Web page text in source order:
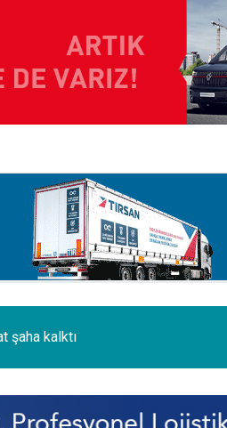
1250 km taşındı